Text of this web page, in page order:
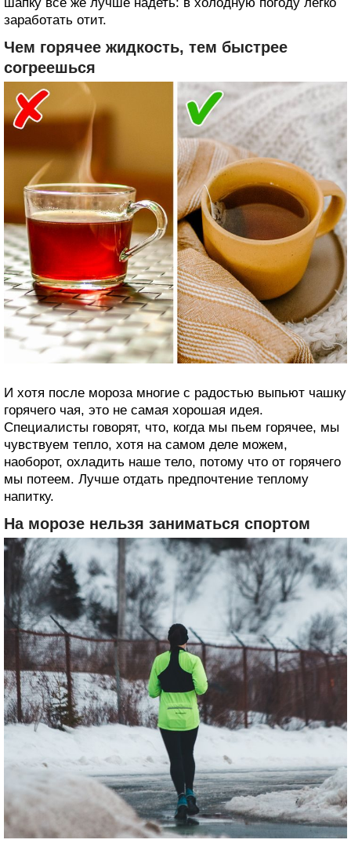
шапку все же лучше надеть: в холодную погоду легко
заработать отит.
Чем горячее жидкость, тем быстрее
согреешься
И хотя после мороза многие с радостью выпьют чашку
горячего чая, это не самая хорошая идея.
Специалисты говорят, что, когда мы пьем горячее, мы
чувствуем тепло, хотя на самом деле можем,
наоборот, охладить наше тело, потому что от горячего
мы потеем. Лучше отдать предпочтение теплому
напитку.
На морозе нельзя заниматься спортом